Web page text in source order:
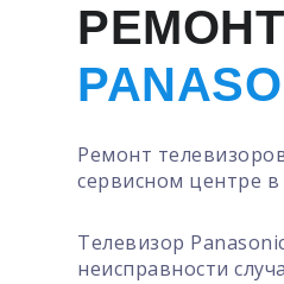
Ремонт
сервисном центре
Телевизор
неисправности